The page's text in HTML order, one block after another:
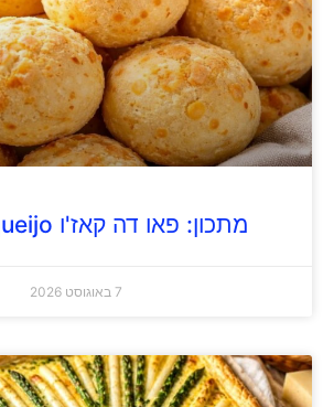
מתכון: פאו דה קאז'ו Pão de queijo
7 באוגוסט 2026